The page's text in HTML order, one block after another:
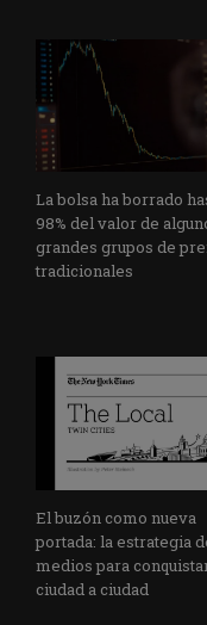
La bolsa ha borrado
98% del valor de
grandes grupos de
tradicionales
El buzón como nueva
portada: la estrategia
medios para
ciudad a ciudad